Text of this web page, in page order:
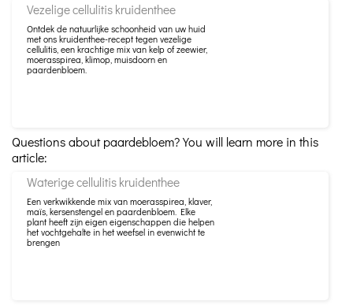
Vezelige cellulitis kruidenthee
Ontdek de natuurlijke schoonheid van uw huid
met ons kruidenthee-recept tegen vezelige
cellulitis, een krachtige mix van kelp of zeewier,
moerasspirea, klimop, muisdoorn en
paardenbloem.
Questions about paardebloem? You will learn more in this
article:
Waterige cellulitis kruidenthee
Een verkwikkende mix van moerasspirea, klaver,
maïs, kersenstengel en paardenbloem. Elke
plant heeft zijn eigen eigenschappen die helpen
het vochtgehalte in het weefsel in evenwicht te
brengen